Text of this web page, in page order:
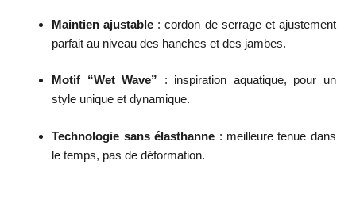
Maintien ajustable : cordon de serrage et ajustement
parfait au niveau des hanches et des jambes.
Motif “Wet Wave” : inspiration aquatique, pour un
style unique et dynamique.
Technologie sans élasthanne : meilleure tenue dans
le temps, pas de déformation.